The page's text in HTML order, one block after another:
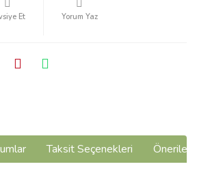
Et Yorum Yaz
Taksit Seçenekleri